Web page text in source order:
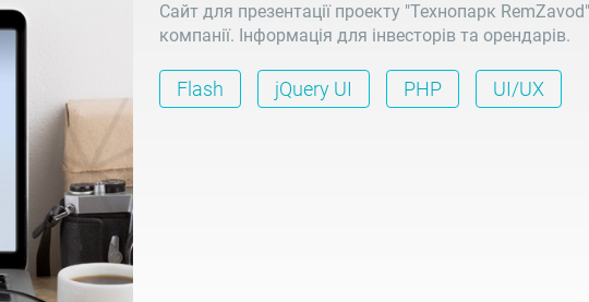
Сайт для презентації проекту "Технопарк
компанії. Інформація для інвесторів та орендарів.
Flash jQuery UI PHP UI/UX